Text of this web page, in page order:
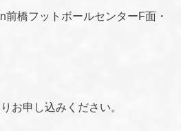
橋フットボールセンターF面・
お申し込みください。